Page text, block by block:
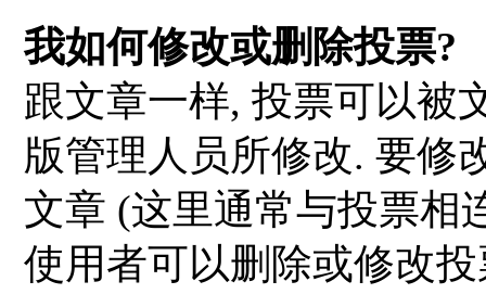
我如何修改或删除投票?
跟文章一样, 投票可以被
版管理人员所修改. 要修
文章 (这里通常与投票相
使用者可以删除或修改